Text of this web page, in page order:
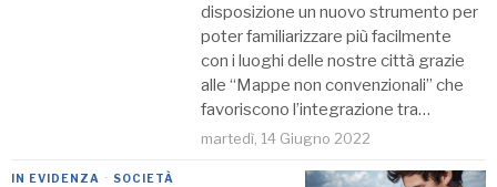
disposizione un nuovo strumento per
poter familiarizzare più facilmente
con i luoghi delle nostre città grazie
alle “Mappe non convenzionali” che
favoriscono l’integrazione tra…
martedì, 14 Giugno 2022
IN EVIDENZA · SOCIETÀ